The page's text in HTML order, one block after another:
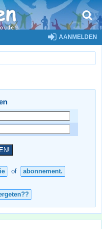
AANMELDEN
of abonnement.